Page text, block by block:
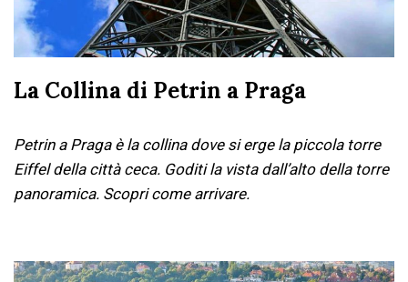
La Collina di Petrin a Praga
Petrin a Praga è la collina dove si erge la piccola torre
Eiffel della città ceca. Goditi la vista dall’alto della torre
panoramica. Scopri come arrivare.